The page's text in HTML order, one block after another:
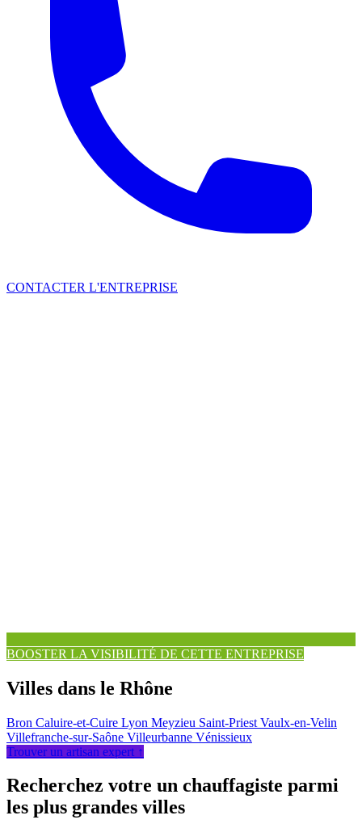
CONTACTER L'ENTREPRISE
BOOSTER LA VISIBILITÉ DE CETTE ENTREPRISE
Villes dans le Rhône
Bron Caluire-et-Cuire Lyon Meyzieu Saint-Priest Vaulx-en-Velin
Villefranche-sur-Saône Villeurbanne Vénissieux
Trouver un artisan expert ↑
Recherchez votre un chauffagiste parmi
les plus grandes villes